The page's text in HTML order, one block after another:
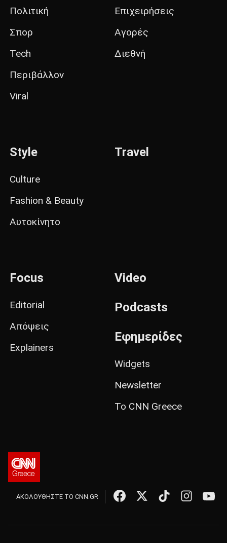
Πολιτική
Σπορ
Tech
Περιβάλλον
Viral
Επιχειρήσεις
Αγορές
Διεθνή
Style
Culture
Fashion & Beauty
Αυτοκίνητο
Travel
Focus
Editorial
Απόψεις
Explainers
Video
Podcasts
Εφημερίδες
Widgets
Newsletter
Το CNN Greece
ΑΚΟΛΟΥΘΗΣΤΕ ΤΟ CNN.GR